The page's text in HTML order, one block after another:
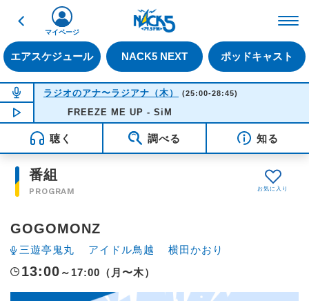
戻る
エアスケジュール NACK5 NEXT ポッドキャスト
マイページ
NOW ON AIR
ラジオのアナ〜ラジアナ（木） (25:00-28:45)
NOW PLAYING01:17
FREEZE ME UP - SiM
聴く 調べる 知る
番組
PROGRAM
GOGOMONZ
三遊亭鬼丸 アイドル鳥越 横田かおり
13:00 ～17:00（月〜木）